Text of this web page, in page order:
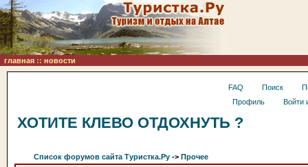
главная :: новости
FAQ Поиск
Профиль
Войти
ХОТИТЕ КЛЕВО ОТДОХНУТЬ ?
Список форумов сайта Туристка.Ру -> Прочее